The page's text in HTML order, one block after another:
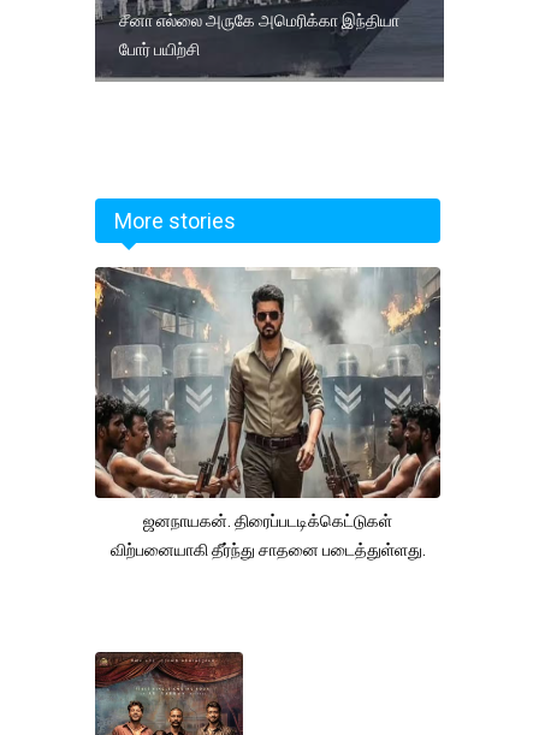
சீனா எல்லை அருகே அமெரிக்கா இந்தியா
போர் பயிற்சி
More stories
ஜனநாயகன். திரைப்படடிக்கெட்டுகள்
விற்பனையாகி தீர்ந்து சாதனை படைத்துள்ளது.